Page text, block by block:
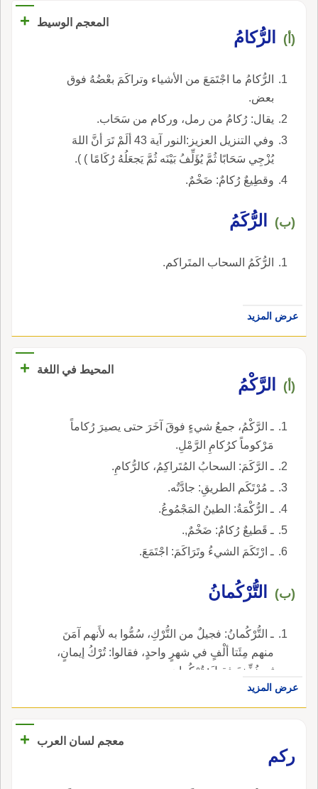
المعجم الوسيط +
(أ) الرُّكامُ
الرُّكامُ ما اجْتَمَعَ من الأشياء وتراكَمَ بعْضُهُ فوق
بعض.
يقال: رُكامُ من رمل، وركام من سَحَاب.
وفي التنزيل العزيز:النور آية 43 ألَمْ تَرَ أنَّ اللهَ
يُزْجِي سَحَابًا ثُمَّ يُؤَلِّفُ بَيْنَه ثُمَّ يَجعَلُهُ رُكَامًا ) ).
وقطِيعٌ رُكامٌ: ضَخْمٌ.
(ب) الرُّكَمُ
الرُّكَمُ السحاب المتَراكم.
عرض المزيد
المحيط في اللغة +
(أ) الرَّكْمُ
ـ الرَّكْمُ، جمعُ شيءٍ فوقَ آخَرَ حتى يصيرَ رُكاماً
مَرْكوماً كرُكامِ الرَّمْلِ.
ـ الرَّكَمَ: السحابُ المُتَراكِمُ، كالرُّكامِ.
ـ مُرْتَكَم الطريقِ: جادَّتُه.
ـ الرُّكْمَةُ: الطينُ المَجْمُوعُ.
ـ قَطيعٌ رُكامٌ: ضَخْمٌ,.
ـ ارْتَكَمَ الشيءُ وتَرَاكَمَ: اجْتَمَعَ.
(ب) التُّرْكُمانُ
ـ التُّرْكُمانُ: فجيلٌ من التُّرْكِ، سُمُّوا به لأَنهم آمَنَ
منهم مِئَتا ألْفٍ في شهرٍ واحدٍ، فقالوا: تُرْكُ إيمانٍ،
ثم خُفِّفَ فقيلَ: تُرْكُمان.
عرض المزيد
معجم لسان العرب
+
ركم